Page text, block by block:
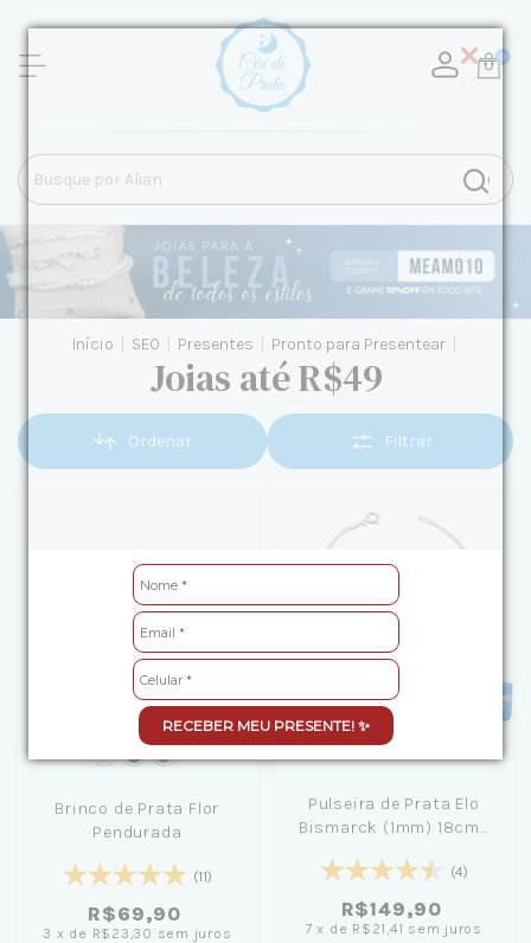
RECEBER MEU PRESENTE! ✨
0
Início SEO Presentes Pronto para Presentear
Joias até R$49
Ordenar Filtrar
Brinco de Prata Flor
Pendurada
(11)
R$69,90
3 x de R$23,30 sem juros
Pulseira de Prata Elo
Bismarck (1mm) 18cm+
(4)
R$149,90
7 x de R$21,41 sem juros